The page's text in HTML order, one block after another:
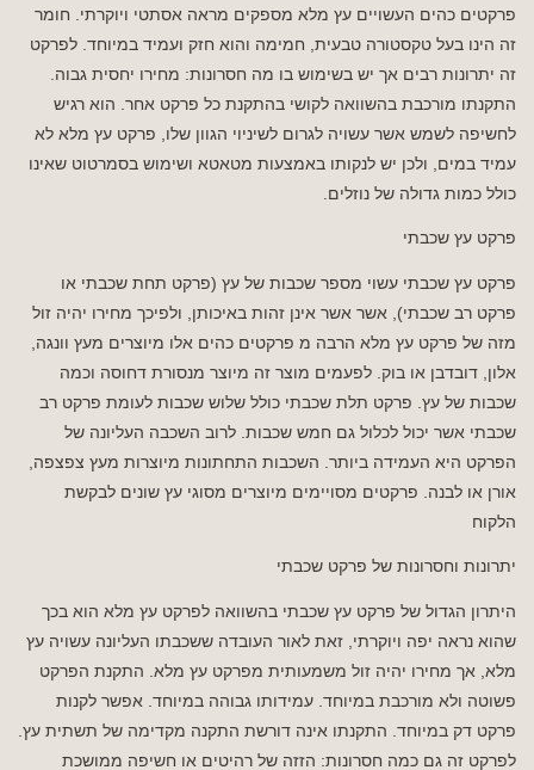
פרקטים כהים העשויים עץ מלא מספקים מראה אסתטי ויוקרתי. חומר
זה הינו בעל טקסטורה טבעית, חמימה והוא חזק ועמיד במיוחד. לפרקט
זה יתרונות רבים אך יש בשימוש בו מה חסרונות: מחירו יחסית גבוה.
התקנתו מורכבת בהשוואה לקושי בהתקנת כל פרקט אחר. הוא רגיש
לחשיפה לשמש אשר עשויה לגרום לשיניוי הגוון שלו, פרקט עץ מלא לא
עמיד במים, ולכן יש לנקותו באמצעות מטאטא ושימוש בסמרטוט שאינו
כולל כמות גדולה של נוזלים.
פרקט עץ שכבתי
פרקט עץ שכבתי עשוי מספר שכבות של עץ (פרקט תחת שכבתי או
פרקט רב שכבתי), אשר אשר אינן זהות באיכותן, ולפיכך מחירו יהיה זול
מזה של פרקט עץ מלא הרבה מ פרקטים כהים אלו מיוצרים מעץ וונגה,
אלון, דובדבן או בוק. לפעמים מוצר זה מיוצר מנסורת דחוסה וכמה
שכבות של עץ. פרקט תלת שכבתי כולל שלוש שכבות לעומת פרקט רב
שכבתי אשר יכול לכלול גם חמש שכבות. לרוב השכבה העליונה של
הפרקט היא העמידה ביותר. השכבות התחתונות מיוצרות מעץ צפצפה,
אורן או לבנה. פרקטים מסויימים מיוצרים מסוגי עץ שונים לבקשת
הלקוח
יתרונות וחסרונות של פרקט שכבתי
היתרון הגדול של פרקט עץ שכבתי בהשוואה לפרקט עץ מלא הוא בכך
שהוא נראה יפה ויוקרתי, זאת לאור העובדה ששכבתו העליונה עשויה עץ
מלא, אך מחירו יהיה זול משמעותית מפרקט עץ מלא. התקנת הפרקט
פשוטה ולא מורכבת במיוחד. עמידותו גבוהה במיוחד. אפשר לקנות
פרקט דק במיוחד. התקנתו אינה דורשת התקנה מקדימה של תשתית עץ.
לפרקט זה גם כמה חסרונות: הזזה של רהיטים או חשיפה ממושכת